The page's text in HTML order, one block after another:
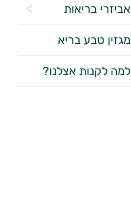
אביזרי בריאות
מגזין טבע בריא
למה לקנות אצלנו?